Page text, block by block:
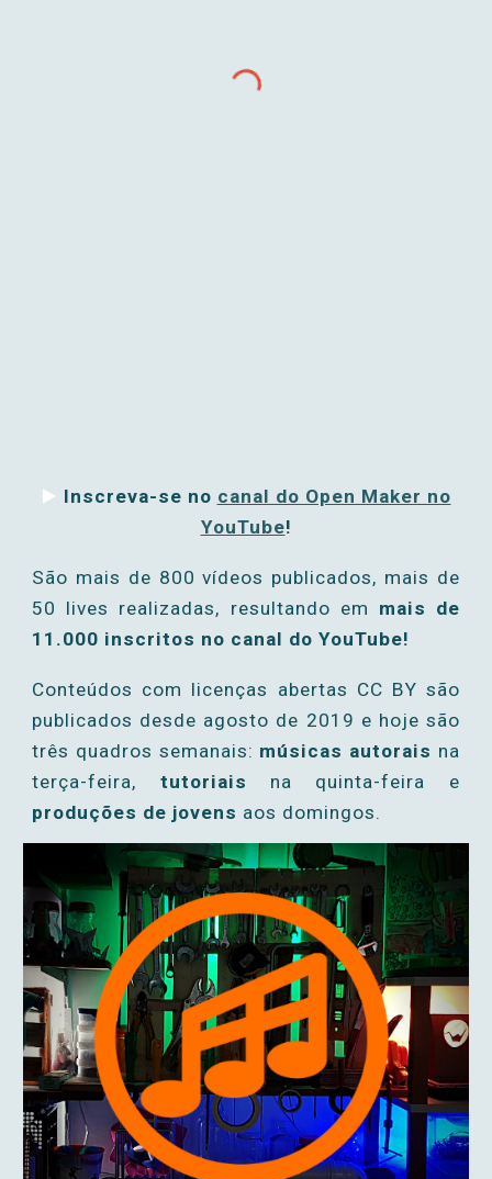
▶️ Inscreva-se no canal do Open Maker no
YouTube!
São mais de 800 vídeos publicados, mais de
50 lives realizadas, resultando em mais de
11.000 inscritos no canal do YouTube!
Conteúdos com licenças abertas CC BY são
publicados desde agosto de 2019 e hoje são
três quadros semanais: músicas autorais na
terça-feira, tutoriais na quinta-feira e
produções de jovens aos domingos.